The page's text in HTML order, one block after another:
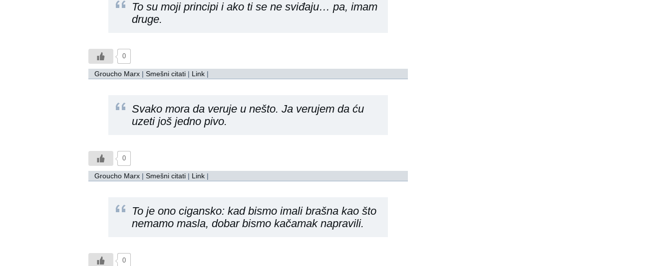
To su moji principi i ako ti se ne sviđaju… pa, imam
druge.
0
Groucho Marx | Smešni citati | Link |
Svako mora da veruje u nešto. Ja verujem da ću
uzeti još jedno pivo.
0
Groucho Marx | Smešni citati | Link |
To je ono cigansko: kad bismo imali brašna kao što
nemamo masla, dobar bismo kačamak napravili.
0